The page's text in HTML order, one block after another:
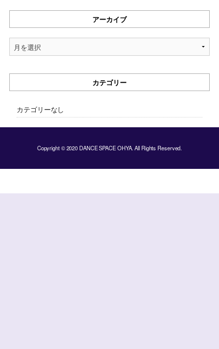
アーカイブ
ア
ー
ブ
カテゴリー
カテゴリーなし
Copyright © 2020 DANCE SPACE OHYA. All Rights Reserved.